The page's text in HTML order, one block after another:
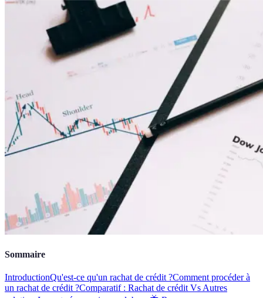
Sommaire
IntroductionQu'est-ce qu'un rachat de crédit ?Comment procéder à
un rachat de crédit ?Comparatif : Rachat de crédit Vs Autres